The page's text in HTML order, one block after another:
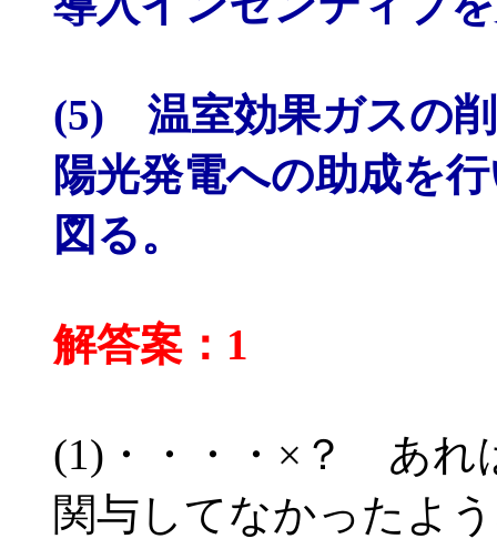
(5) 温室効果ガスの
陽光発電への助成を
図る。
解答案：1
(1)・・・・×？ あれ
関与してなかったよ